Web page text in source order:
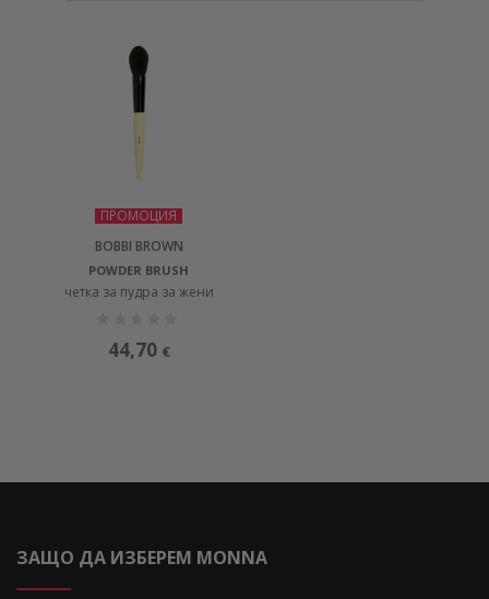
ПРОМОЦИЯ
BOBBI BROWN
POWDER BRUSH
четка за пудра за жени
44,70 €
ЗАЩО ДА ИЗБЕРЕМ MONNA